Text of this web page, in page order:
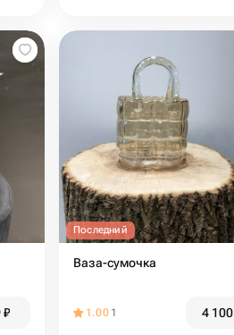
₽
Последний
Ваза-сумочка
1.00 1 4 100